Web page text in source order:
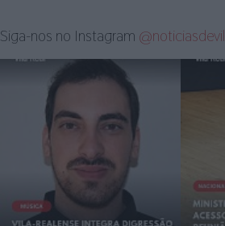
Siga-nos no Instagram